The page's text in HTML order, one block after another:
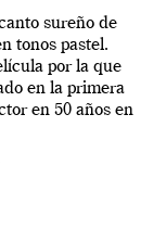
sureño de
tonos pastel.
por la que
en la primera
en 50 años en